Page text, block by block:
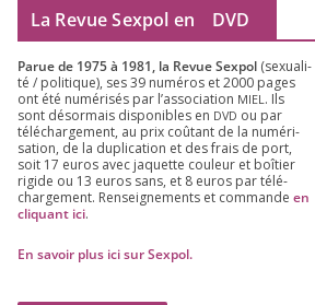
La Revue Sexpol en DVD
Parue de 1975à 1981, la Revue Sex­pol (sexua­li­
té /​ poli­tique), ses39 numé­ros et2000 pages
ont été numé­ri­sés par l’as­so­cia­tion MIEL . Ils
sont désor­mais dis­po­nibles en DVD ou par
télé­char­ge­ment, au prix coû­tant de la numé­ri­
sa­tion, de la dupli­ca­tion et des frais de port,
soit 17 euros avec jaquette cou­leur et boî­tier
rigide ou 13 euros sans, et 8 euros par télé­
char­ge­ment. Ren­sei­gne­ments et com­mande en
cli­quant ici.
En savoir plus ici sur Sexpol.